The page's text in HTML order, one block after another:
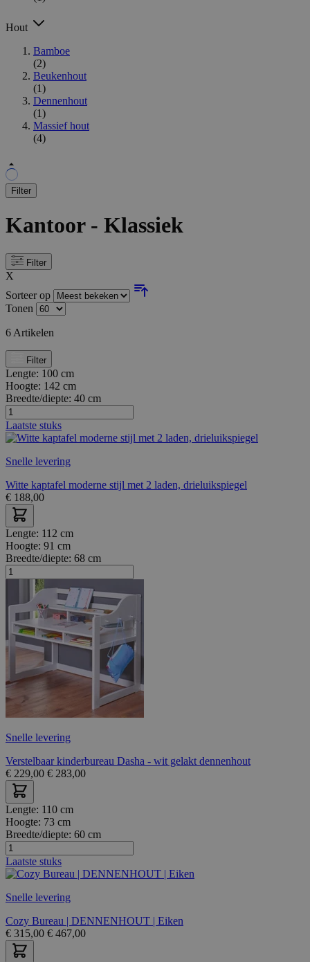
Hout
Bamboe
(2)
Beukenhout
(1)
Dennenhout
(1)
Massief hout
(4)
Filter
Kantoor - Klassiek
Filter
X
Sorteer op
Tonen
6 Artikelen
Filter
Lengte: 100 cm
Hoogte: 142 cm
Breedte/diepte: 40 cm
Laatste stuks
Snelle levering
Witte kaptafel moderne stijl met 2 laden, drieluikspiegel
€ 188,00
Lengte: 112 cm
Hoogte: 91 cm
Breedte/diepte: 68 cm
Snelle levering
Verstelbaar kinderbureau Dasha - wit gelakt dennenhout
€ 229,00 € 283,00
Lengte: 110 cm
Hoogte: 73 cm
Breedte/diepte: 60 cm
Laatste stuks
Snelle levering
Cozy Bureau | DENNENHOUT | Eiken
€ 315,00 € 467,00